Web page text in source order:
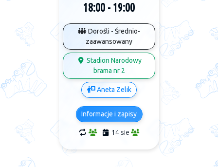
18:00 - 19:00
Dorośli - Średnio-
zaawansowany
Stadion Narodowy
brama nr 2
Aneta Zelik
Informacje i zapisy
14 sie